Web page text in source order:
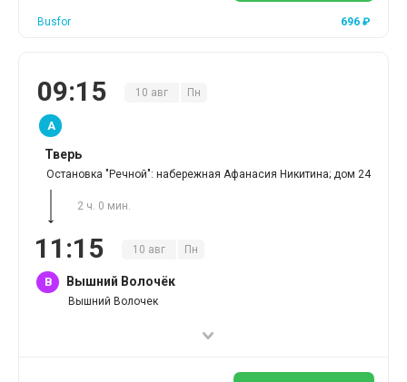
Busfor 696 ₽
09:15 10 авг Пн
A
Тверь
Остановка "Речной": набережная Афанасия Никитина; дом 24
2 ч. 0 мин.
11 :15 10 авг Пн
B Вышний Волочёк
Вышний Волочек